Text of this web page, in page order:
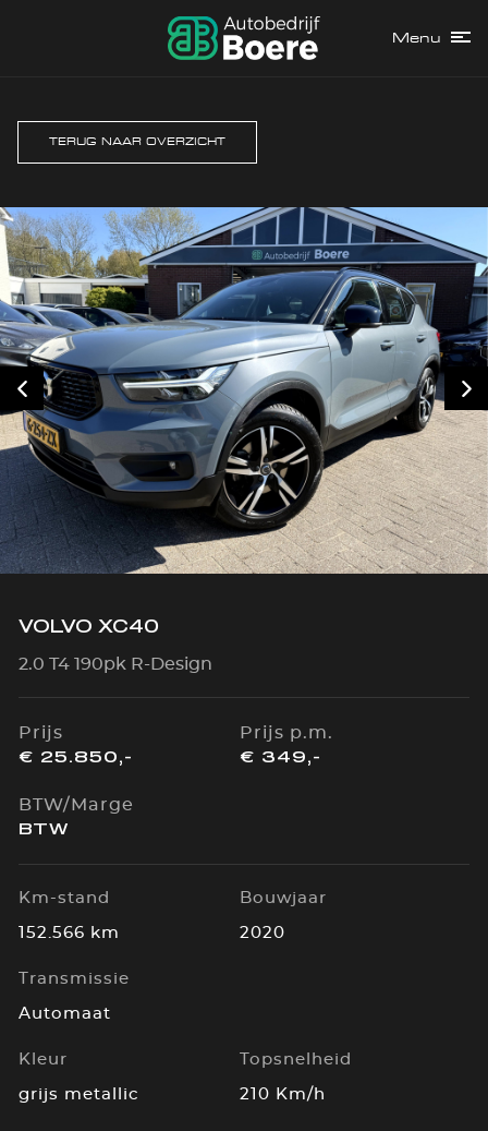
Menu
TERUG NAAR OVERZICHT
VOLVO XC40
2.0 T4 190pk R-Design
Prijs
€ 25.850,-
Prijs p.m.
€ 349,-
BTW/Marge
BTW
Km-stand
152.566 km
Bouwjaar
2020
Transmissie
Automaat
Kleur
grijs metallic
Topsnelheid
210 Km/h